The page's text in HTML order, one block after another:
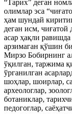
“Тарих” деган
олимлар эса
ҳам шундай
деган исм, чиғатой
асар ҳақли
арзимаган қўшин
Мирзо Бобирнинг
ўқилган, таржима
ўрганилган
шоҳлар, шоирлар,
археологлар,
ботаниклар,
педогоглар,